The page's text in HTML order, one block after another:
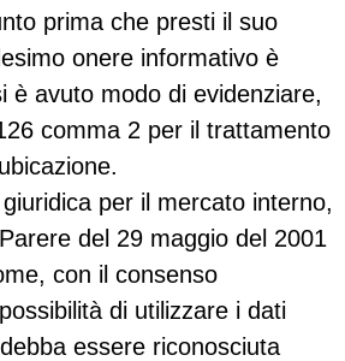
prima che presti il suo
onere informativo è
è avuto modo di evidenziare,
comma 2 per il trattamento
per il mercato interno,
del 29 maggio del 2001
con il consenso
di utilizzare i dati
essere riconosciuta